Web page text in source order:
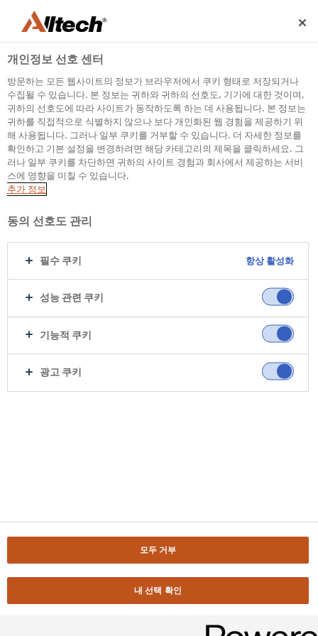
500
Internal Error Server
difficulties. Try refreshing the page or go to the
homepage
Go to Homepage
개인정보 선호 센터
방문하는 모든 웹사이트의 정보가 브라우저에서 쿠키 형태로 저장되거나
수집될 수 있습니다. 본 정보는 귀하와 귀하의 선호도, 기기에 대한 것이며,
귀하의 선호도에 따라 사이트가 동작하도록 하는 데 사용됩니다. 본 정보는
귀하를 직접적으로 식별하지 않으나 보다 개인화된 웹 경험을 제공하기 위
해 사용됩니다. 그러나 일부 쿠키를 거부할 수 있습니다. 더 자세한 정보를
확인하고 기본 설정을 변경하려면 해당 카테고리의 제목을 클릭하세요. 그
러나 일부 쿠키를 차단하면 귀하의 사이트 경험과 회사에서 제공하는 서비
스에 영향을 미칠 수 있습니다.
추가 정보
동의 선호도 관리
필수 쿠키 항상 활성화
성능 관련 쿠키
기능적 쿠키
광고 쿠키
모두 거부
내 선택 확인